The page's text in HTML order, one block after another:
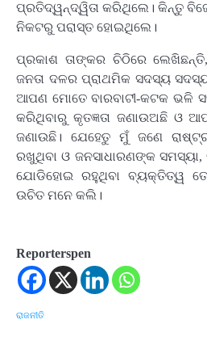
ପ୍ରତିଦ୍ୱନ୍ଦ୍ୱିତା କରିଥିଲେ। କିନ୍ତୁ
ନିକଟରୁ ପରାସ୍ତ ହୋଇଥିଲେ।
ପ୍ରକାଶ ତାଙ୍କର ଚିଠିରେ
ଜନତା ଦଳର ପ୍ରାଥମିକ ସଦସ୍ୟ
ଆପଣ ମୋତେ ବାରବାଟୀ-କଟକ ଭଳି
କରିଥିବାରୁ କୃତଜ୍ଞତା ଜଣାଉଅଛି ଓ
ଜଣାଉଛି। ଯେହେତୁ ମୁଁ ଜଣେ
ରଖୁଥିବା ଓ ଜନସାଧାରଣଙ୍କ
ଯୋଡିହୋଇ ରହୁଥିବା ବ୍ୟକ୍ତିତ୍ୱ
ଉଚିତ ମନେ କଲି।
Reporterspen
ରାଜନୀତି